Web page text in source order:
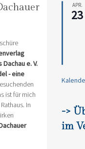
e. V.
- eine
ist für mich
In
APR.
23
->
im